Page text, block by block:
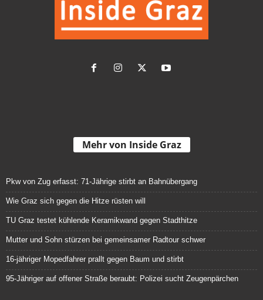
Mehr von Inside Graz
Pkw von Zug erfasst: 71-Jährige stirbt an Bahnübergang
Wie Graz sich gegen die Hitze rüsten will
TU Graz testet kühlende Keramikwand gegen Stadthitze
Mutter und Sohn stürzen bei gemeinsamer Radtour schwer
16-jähriger Mopedfahrer prallt gegen Baum und stirbt
95-Jähriger auf offener Straße beraubt: Polizei sucht Zeugenpärchen